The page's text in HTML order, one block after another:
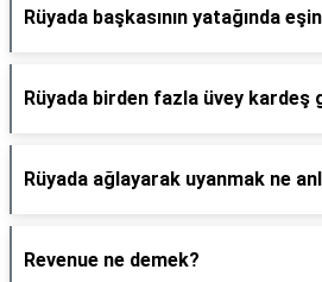
Rüyada başkasının yatağında
Rüyada birden fazla üvey kardeş
Rüyada ağlayarak uyanmak ne
Revenue ne demek?